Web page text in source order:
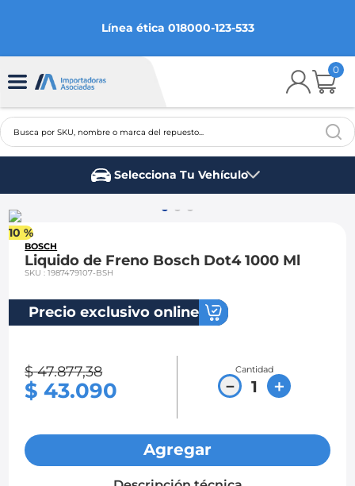
Línea ética 018000-123-533
0
Busca por SKU, nombre o marca del repuesto...
Selecciona Tu Vehículo
10 %
BOSCH
Liquido de Freno Bosch Dot4 1000 Ml
SKU:1987479107-BSH
Precio exclusivo online
$ 47.877,38
$ 43.090
Cantidad
＋
－
Agregar
2
3.
spark gt
ford fiesta
5.
optra
6.
mazda 3
chevrolet spark gt
. mazda 2